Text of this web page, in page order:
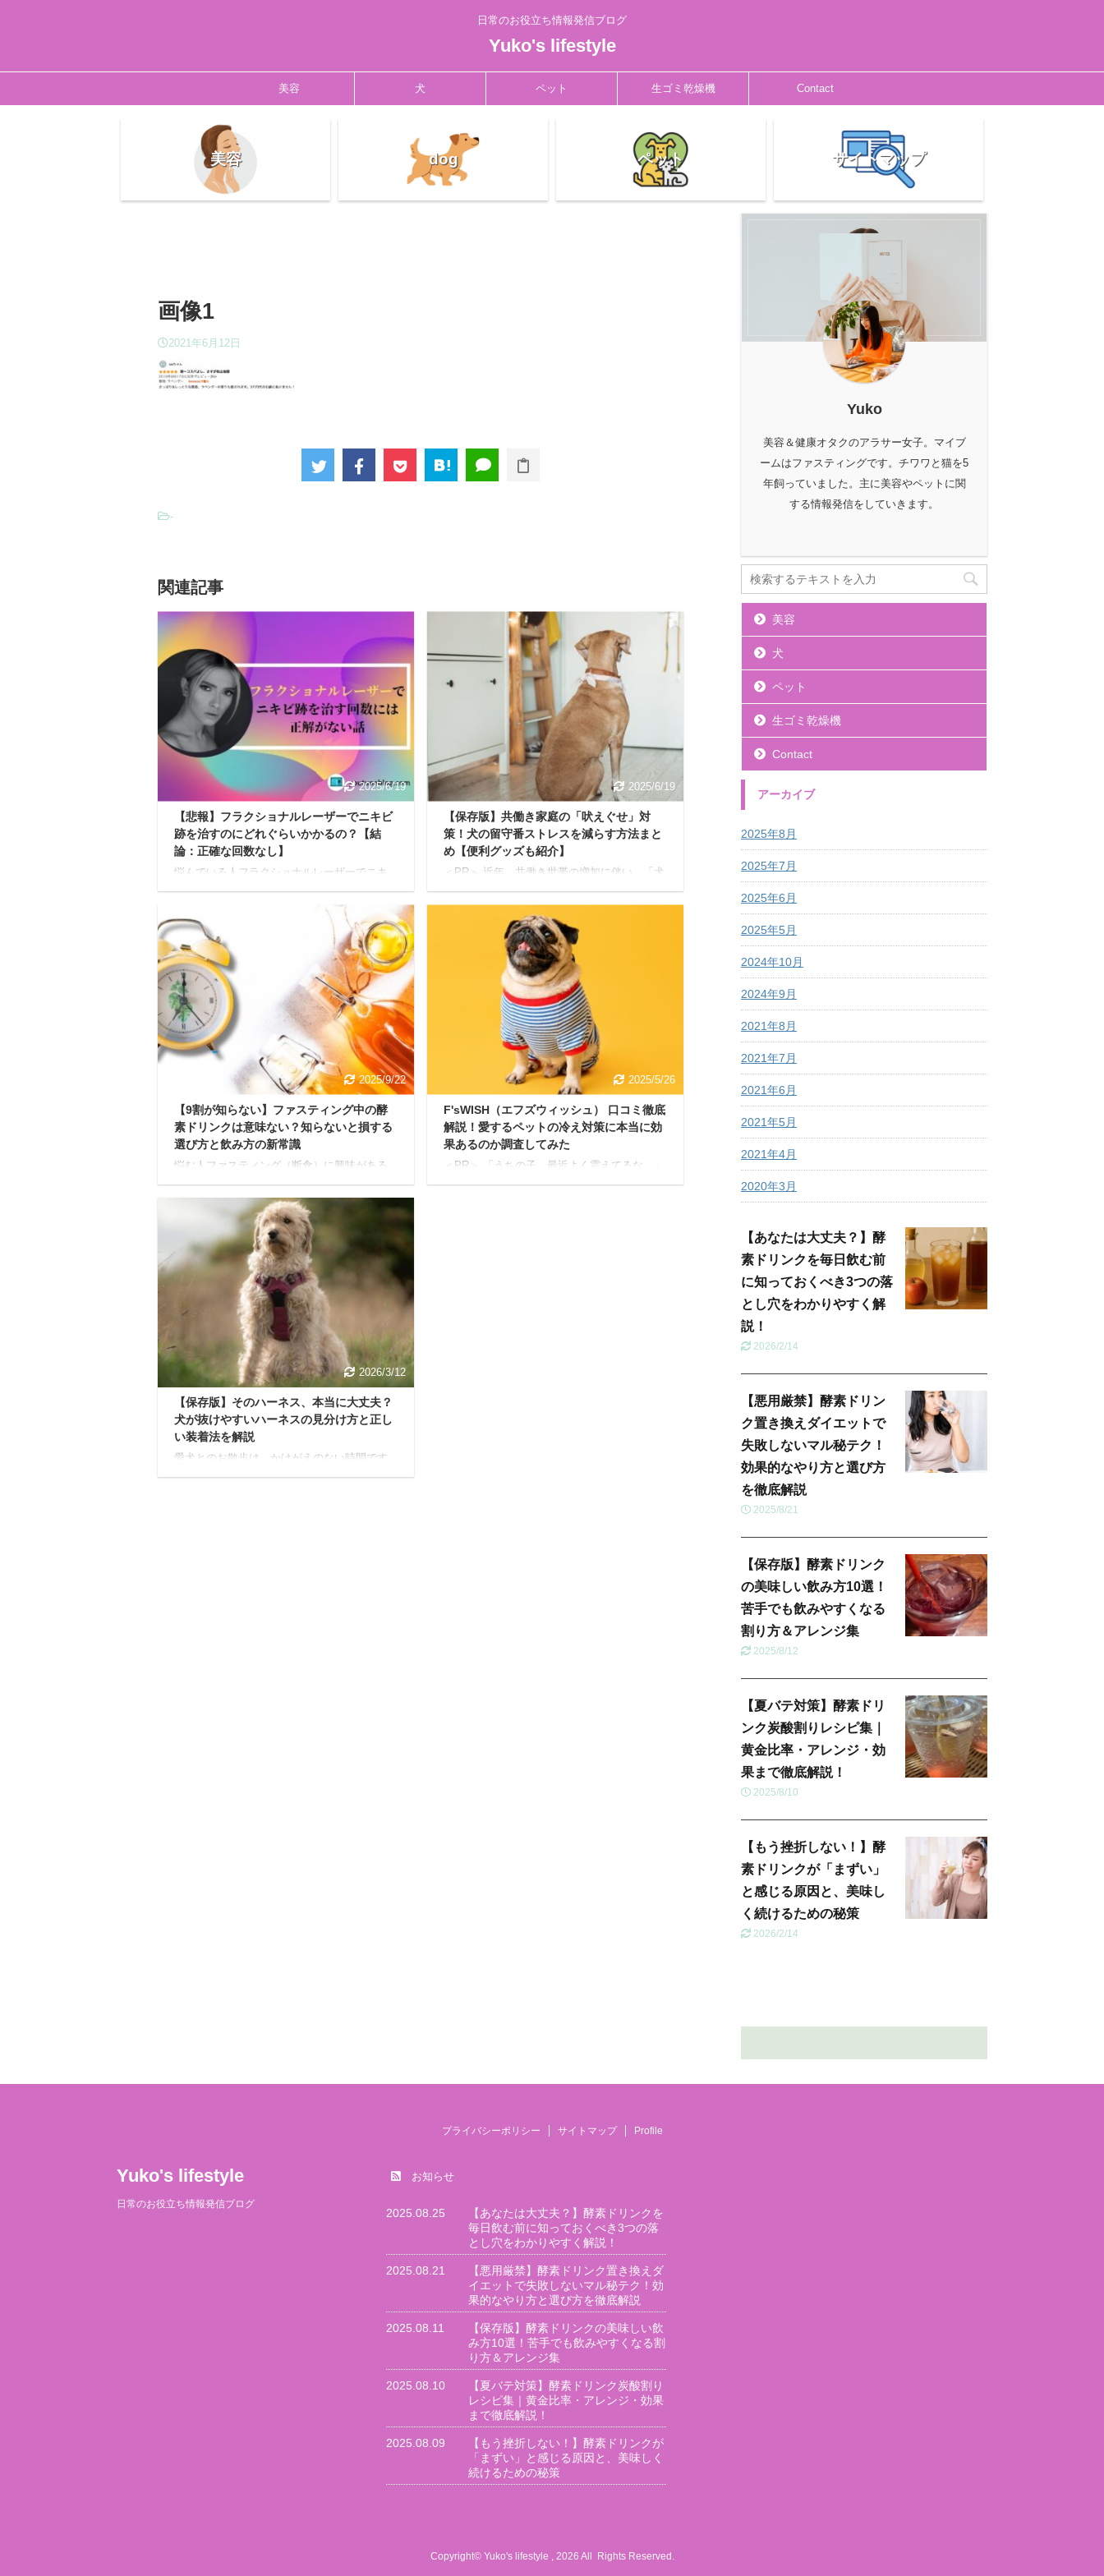
日常のお役立ち情報発信ブログ
Yuko's lifestyle
美容 犬 ペット 生ゴミ乾燥機 Contact
美容 dog ペット サイトマップ
画像1
2021年6月12日
-
関連記事
2025/6/19
【悲報】フラクショナルレーザーでニキビ
跡を治すのにどれぐらいかかるの？【結
論：正確な回数なし】
悩んでいる人フラクショナルレーザーでニキ
う？照射にオススメの回数とかあったら教え
て欲しいな。 今日はこんな疑問に答えていき
ます。 前置き 後述する内容に関しては、あく
までも私自身の体験に基づいた感想となって
おります。 効果は個人差がありますし、必ず
しも効果を保証するものではありませんので
ご注意ください。 本記事の内容 フラクショナ
ルレーザーでニキビ跡を治す回数に正解はあ
りません フラクショナルレーザーはまず1クー
ルから初めてみるのがオススメです 本記事の
信頼性 過去 ...
2025/6/19
【保存版】共働き家庭の「吠えぐせ」対
策！犬の留守番ストレスを減らす方法まと
め【便利グッズも紹介】
＜PR＞ 近年、共働き世帯の増加に伴い、「犬
う悩みを抱える方が増えています。 私たち飼
い主にとって、大切な家族の一員である愛犬
に長時間一人で留守番させるのは、本当に心
苦しいものですよね。 「共働きだから、犬を
飼うのは無理なのかな？」「うちの子、寂し
がってないかな？」 上記のように感じている
方もいらっしゃるかもしれません。 でも、ご
安心ください。適切な知識と愛情に加え、少
しの工夫があれば、共働きのご家庭でも愛犬
と幸せに暮らすことは十分に可能です。 本記
事の内容 お留守 ...
2025/9/22
【9割が知らない】ファスティング中の酵
素ドリンクは意味ない？知らないと損する
選び方と飲み方の新常識
悩む人ファスティング（断食）に興味がある
意味ないって聞くけど、実際どうなんだろ
う？ 今回はこのような疑問に答えていきま
す。 本記事では、酵素ドリンクに関する疑問
を解消し、ファスティングで酵素ドリンクを
上手に活用する方法をご紹介します。 わかり
やすく解説していくので、安心して読み進め
ていただけると嬉しいです。 「ファスティン
グ中に酵素ドリンクは意味ない」と言われる
理由と科学的な見解 まず「酵素ドリンクは意
味ない」と言われる背景から見ていきましょ
う。 これには、酵素に対 ...
2025/5/26
F'sWISH（エフズウィッシュ） 口コミ徹底
解説！愛するペットの冷え対策に本当に効
果あるのか調査してみた
＜PR＞ 「うちの子、最近よく震えてるな…」
2026/3/12
【保存版】そのハーネス、本当に大丈夫？
犬が抜けやすいハーネスの見分け方と正し
い装着法を解説
愛犬とのお散歩は、かけがえのない時間です
Yuko
美容＆健康オタクのアラサー女子。マイブ
ームはファスティングです。チワワと猫を5
年飼っていました。主に美容やペットに関
する情報発信をしていきます。
美容
犬
ペット
生ゴミ乾燥機
Contact
アーカイブ
2025年8月
2025年7月
2025年6月
2025年5月
2024年10月
2024年9月
2021年8月
2021年7月
2021年6月
2021年5月
2021年4月
2020年3月
【あなたは大丈夫？】酵
素ドリンクを毎日飲む前
に知っておくべき3つの落
とし穴をわかりやすく解
説！
2026/2/14
【悪用厳禁】酵素ドリン
ク置き換えダイエットで
失敗しないマル秘テク！
効果的なやり方と選び方
を徹底解説
2025/8/21
【保存版】酵素ドリンク
の美味しい飲み方10選！
苦手でも飲みやすくなる
割り方＆アレンジ集
2025/8/12
【夏バテ対策】酵素ドリ
ンク炭酸割りレシピ集｜
黄金比率・アレンジ・効
果まで徹底解説！
2025/8/10
【もう挫折しない！】酵
素ドリンクが「まずい」
と感じる原因と、美味し
く続けるための秘策
2026/2/14
プライバシーポリシー サイトマップ Profile
お知らせ
2025.08.25
【あなたは大丈夫？】酵素ドリンクを
毎日飲む前に知っておくべき3つの落
とし穴をわかりやすく解説！
2025.08.21
【悪用厳禁】酵素ドリンク置き換えダ
イエットで失敗しないマル秘テク！効
果的なやり方と選び方を徹底解説
2025.08.11
【保存版】酵素ドリンクの美味しい飲
み方10選！苦手でも飲みやすくなる割
り方＆アレンジ集
2025.08.10
【夏バテ対策】酵素ドリンク炭酸割り
レシピ集｜黄金比率・アレンジ・効果
まで徹底解説！
2025.08.09
【もう挫折しない！】酵素ドリンクが
「まずい」と感じる原因と、美味しく
続けるための秘策
Yuko's lifestyle
日常のお役立ち情報発信ブログ
Copyright© Yuko's lifestyle , 2026 All Rights Reserved.